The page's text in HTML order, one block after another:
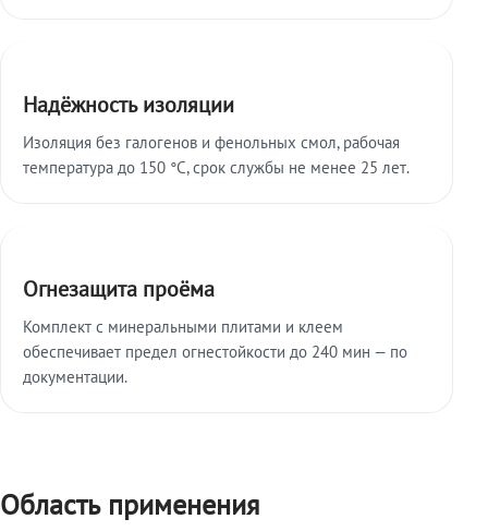
Надёжность изоляции
Изоляция без галогенов и фенольных смол, рабочая
температура до 150 °C, срок службы не менее 25 лет.
Огнезащита проёма
Комплект с минеральными плитами и клеем
обеспечивает предел огнестойкости до 240 мин — по
документации.
Область применения